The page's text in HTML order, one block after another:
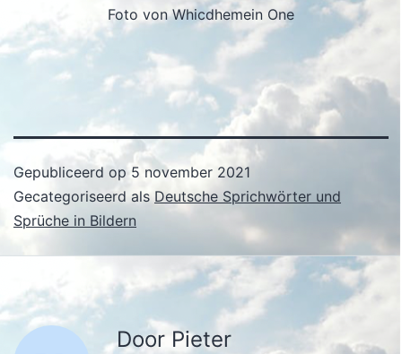
Foto von Whicdhemein One
Gepubliceerd op5 november 2021
Gecategoriseerd alsDeutsche Sprichwörter und
Sprüche in Bildern
Door Pieter